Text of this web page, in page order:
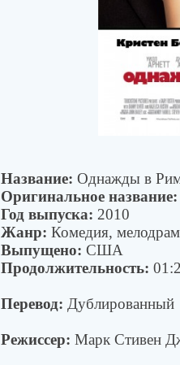
Название: Однажды в
Оригинальное название:
Год выпуска: 2010
Жанр: Комедия,
Выпущено: США
Продолжительность:
Перевод: Дублированный
Режиссер: Марк Стивен